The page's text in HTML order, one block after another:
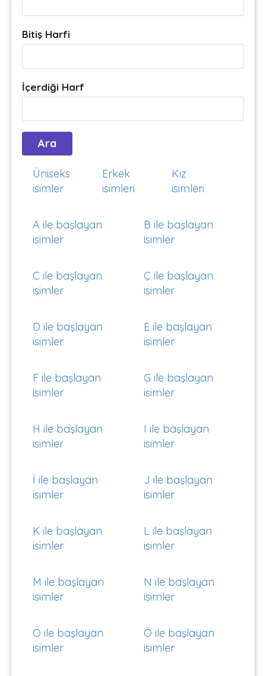
Bitiş Harfi
İçerdiği Harf
Üniseks
isimler
Erkek
isimleri
Kız
isimleri
A ile başlayan
isimler
B ile başlayan
isimler
C ile başlayan
isimler
Ç ile başlayan
isimler
D ile başlayan
isimler
E ile başlayan
isimler
F ile başlayan
isimler
G ile başlayan
isimler
H ile başlayan
isimler
I ile başlayan
isimler
İ ile başlayan
isimler
J ile başlayan
isimler
K ile başlayan
isimler
L ile başlayan
isimler
M ile başlayan
isimler
N ile başlayan
isimler
O ile başlayan
isimler
Ö ile başlayan
isimler